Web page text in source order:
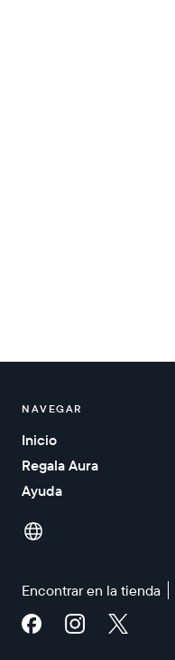
NAVEGAR
Inicio
Regala Aura
Ayuda
Encontrar en la tienda